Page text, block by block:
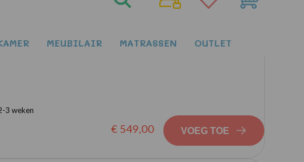
MEUBILAIR MATRASSEN OUTLET
met ledverlichting kinder meubels 24
3 weken
€ 549,00 VOEG TOE